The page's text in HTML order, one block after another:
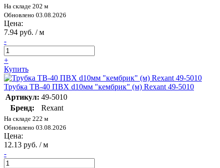
На складе 202 м
Обновлено 03.08.2026
Цена:
7.94 руб. / м
-
+
Купить
Трубка ТВ-40 ПВХ d10мм "кембрик" (м) Rexant 49-5010
Артикул: 49-5010
Бренд:
Rexant
На складе 222 м
Обновлено 03.08.2026
Цена:
12.13 руб. / м
-